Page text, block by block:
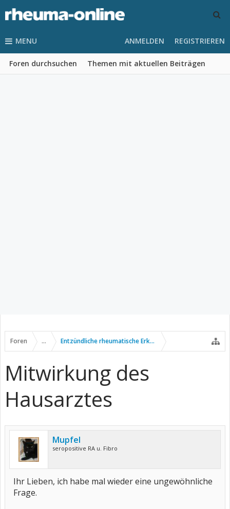
MENU
Foren durchsuchen Themen mit aktuellen Beiträgen
ANMELDEN REGISTRIEREN
Foren ... Entzündliche rheumatische Erkrankungen
Mitwirkung des
Hausarztes
Mupfel
seropositive RA u. Fibro
Ihr Lieben, ich habe mal wieder eine ungewöhnliche
Frage.